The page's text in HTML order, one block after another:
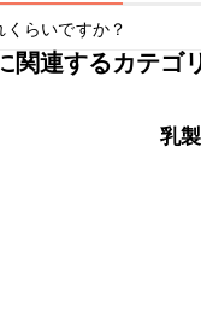
くらいですか？
温で翌日中が目安です
です。
関連するカテゴ
乳